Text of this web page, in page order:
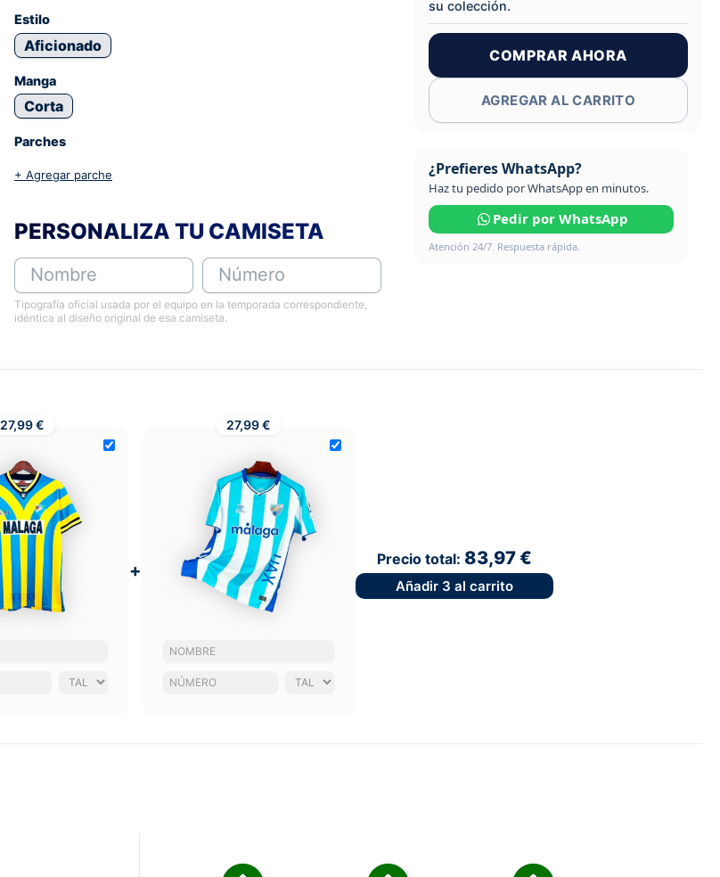
Estilo
Aficionado
Manga
Corta
Parches
+ Agregar parche
PERSONALIZA TU CAMISETA
Nombre Número
Tipografía oficial usada por el equipo en la temporada correspondiente,
idéntica al diseño original de esa camiseta.
su colección.
COMPRAR AHORA
AGREGAR AL CARRITO
¿Prefieres WhatsApp?
Haz tu pedido por WhatsApp en minutos.
Pedir por WhatsApp
Atención 24/7. Respuesta rápida.
27,99 €
+
27,99 €
Precio total: 83,97 €
Añadir 3 al carrito